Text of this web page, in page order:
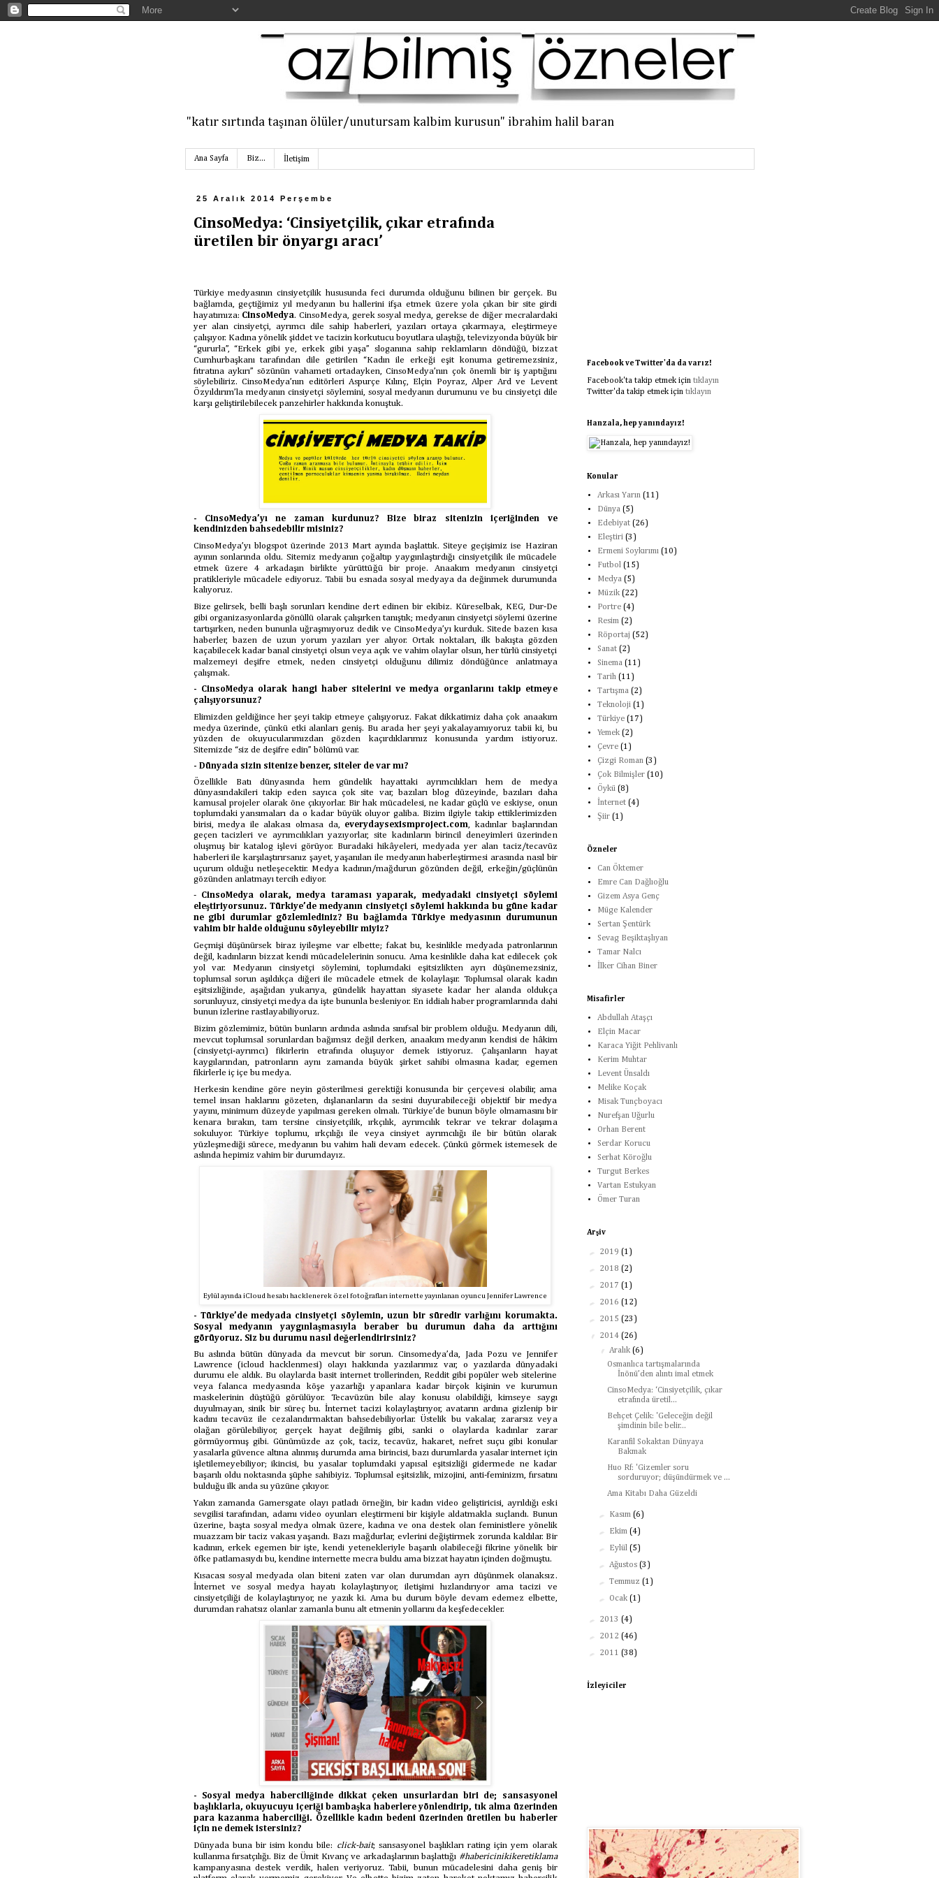
‎"katır sırtında taşınan ölüler/unutursam kalbim kurusun" ibrahim halil baran
Ana Sayfa Biz... İletişim
25 Aralık 2014 Perşembe
CinsoMedya: ‘Cinsiyetçilik, çıkar etrafında
üretilen bir önyargı aracı’
Türkiye medyasının cinsiyetçilik hususunda feci durumda olduğunu bilinen bir gerçek. Bu
bağlamda, geçtiğimiz yıl medyanın bu hallerini ifşa etmek üzere yola çıkan bir site girdi
hayatımıza: CinsoMedya. CinsoMedya, gerek sosyal medya, gerekse de diğer mecralardaki
yer alan cinsiyetçi, ayrımcı dile sahip haberleri, yazıları ortaya çıkarmaya, eleştirmeye
çalışıyor. Kadına yönelik şiddet ve tacizin korkutucu boyutlara ulaştığı, televizyonda büyük bir
“gururla”, “Erkek gibi ye, erkek gibi yaşa” sloganına sahip reklamların döndüğü, bizzat
Cumhurbaşkanı tarafından dile getirilen “Kadın ile erkeği eşit konuma getiremezsiniz,
fıtratına aykırı” sözünün vahameti ortadayken, CinsoMedya’nın çok önemli bir iş yaptığını
söylebiliriz. CinsoMedya’nın editörleri Aspurçe Kılınç, Elçin Poyraz, Alper Ard ve Levent
Özyıldırım’la medyanın cinsiyetçi söylemini, sosyal medyanın durumunu ve bu cinsiyetçi dile
karşı geliştirilebilecek panzehirler hakkında konuştuk.
- CinsoMedya’yı ne zaman kurdunuz? Bize biraz sitenizin içeriğinden ve
kendinizden bahsedebilir misiniz?
CinsoMedya’yı blogspot üzerinde 2013 Mart ayında başlattık. Siteye geçişimiz ise Haziran
ayının sonlarında oldu. Sitemiz medyanın çoğaltıp yaygınlaştırdığı cinsiyetçilik ile mücadele
etmek üzere 4 arkadaşın birlikte yürüttüğü bir proje. Anaakım medyanın cinsiyetçi
pratikleriyle mücadele ediyoruz. Tabii bu esnada sosyal medyaya da değinmek durumunda
kalıyoruz.
Bize gelirsek, belli başlı sorunları kendine dert edinen bir ekibiz. Küreselbak, KEG, Dur-De
gibi organizasyonlarda gönüllü olarak çalışırken tanıştık; medyanın cinsiyetçi söylemi üzerine
tartışırken, neden bununla uğraşmıyoruz dedik ve CinsoMedya’yı kurduk. Sitede bazen kısa
haberler, bazen de uzun yorum yazıları yer alıyor. Ortak noktaları, ilk bakışta gözden
kaçabilecek kadar banal cinsiyetçi olsun veya açık ve vahim olaylar olsun, her türlü cinsiyetçi
malzemeyi deşifre etmek, neden cinsiyetçi olduğunu dilimiz döndüğünce anlatmaya
çalışmak.
- CinsoMedya olarak hangi haber sitelerini ve medya organlarını takip etmeye
çalışıyorsunuz?
Elimizden geldiğince her şeyi takip etmeye çalışıyoruz. Fakat dikkatimiz daha çok anaakım
medya üzerinde, çünkü etki alanları geniş. Bu arada her şeyi yakalayamıyoruz tabii ki, bu
yüzden de okuyucularımızdan gözden kaçırdıklarımız konusunda yardım istiyoruz.
Sitemizde “siz de deşifre edin” bölümü var.
- Dünyada sizin sitenize benzer, siteler de var mı?
Özellikle Batı dünyasında hem gündelik hayattaki ayrımcılıkları hem de medya
dünyasındakileri takip eden sayıca çok site var, bazıları blog düzeyinde, bazıları daha
kamusal projeler olarak öne çıkıyorlar. Bir hak mücadelesi, ne kadar güçlü ve eskiyse, onun
toplumdaki yansımaları da o kadar büyük oluyor galiba. Bizim ilgiyle takip ettiklerimizden
birisi, medya ile alakası olmasa da, everydaysexismproject.com, kadınlar başlarından
geçen tacizleri ve ayrımcılıkları yazıyorlar, site kadınların birincil deneyimleri üzerinden
oluşmuş bir katalog işlevi görüyor. Buradaki hikâyeleri, medyada yer alan taciz/tecavüz
haberleri ile karşılaştırırsanız şayet, yaşanılan ile medyanın haberleştirmesi arasında nasıl bir
uçurum olduğu netleşecektir. Medya kadının/mağdurun gözünden değil, erkeğin/güçlünün
gözünden anlatmayı tercih ediyor.
- CinsoMedya olarak, medya taraması yaparak, medyadaki cinsiyetçi söylemi
eleştiriyorsunuz. Türkiye’de medyanın cinsiyetçi söylemi hakkında bu güne kadar
ne gibi durumlar gözlemlediniz? Bu bağlamda Türkiye medyasının durumunun
vahim bir halde olduğunu söyleyebilir miyiz?
Geçmişi düşünürsek biraz iyileşme var elbette; fakat bu, kesinlikle medyada patronlarının
değil, kadınların bizzat kendi mücadelelerinin sonucu. Ama kesinlikle daha kat edilecek çok
yol var. Medyanın cinsiyetçi söylemini, toplumdaki eşitsizlikten ayrı düşünemezsiniz,
toplumsal sorun aşıldıkça diğeri ile mücadele etmek de kolaylaşır. Toplumsal olarak kadın
eşitsizliğinde, aşağıdan yukarıya, gündelik hayattan siyasete kadar her alanda oldukça
sorunluyuz, cinsiyetçi medya da işte bununla besleniyor. En iddialı haber programlarında dahi
bunun izlerine rastlayabiliyoruz.
Bizim gözlemimiz, bütün bunların ardında aslında sınıfsal bir problem olduğu. Medyanın dili,
mevcut toplumsal sorunlardan bağımsız değil derken, anaakım medyanın kendisi de hâkim
(cinsiyetçi-ayrımcı) fikirlerin etrafında oluşuyor demek istiyoruz. Çalışanların hayat
kaygılarından, patronların aynı zamanda büyük şirket sahibi olmasına kadar, egemen
fikirlerle iç içe bu medya.
Herkesin kendine göre neyin gösterilmesi gerektiği konusunda bir çerçevesi olabilir, ama
temel insan haklarını gözeten, dışlananların da sesini duyurabileceği objektif bir medya
yayını, minimum düzeyde yapılması gereken olmalı. Türkiye’de bunun böyle olmamasını bir
kenara bırakın, tam tersine cinsiyetçilik, ırkçılık, ayrımcılık tekrar ve tekrar dolaşıma
sokuluyor. Türkiye toplumu, ırkçılığı ile veya cinsiyet ayrımcılığı ile bir bütün olarak
yüzleşmediği sürece, medyanın bu vahim hali devam edecek. Çünkü görmek istemesek de
aslında hepimiz vahim bir durumdayız.
Eylül ayında iCloud hesabı hacklenerek özel fotoğrafları internette yayınlanan oyuncu Jennifer Lawrence
- Türkiye’de medyada cinsiyetçi söylemin, uzun bir süredir varlığını korumakta.
Sosyal medyanın yaygınlaşmasıyla beraber bu durumun daha da arttığını
görüyoruz. Siz bu durumu nasıl değerlendirirsiniz?
Bu aslında bütün dünyada da mevcut bir sorun. Cinsomedya’da, Jada Pozu ve Jennifer
Lawrence (icloud hacklenmesi) olayı hakkında yazılarımız var, o yazılarda dünyadaki
durumu ele aldık. Bu olaylarda basit internet trollerinden, Reddit gibi popüler web sitelerine
veya falanca medyasında köşe yazarlığı yapanlara kadar birçok kişinin ve kurumun
maskelerinin düştüğü görülüyor. Tecavüzün bile alay konusu olabildiği, kimseye saygı
duyulmayan, sinik bir süreç bu. İnternet tacizi kolaylaştırıyor, avatarın ardına gizlenip bir
kadını tecavüz ile cezalandırmaktan bahsedebiliyorlar. Üstelik bu vakalar, zararsız veya
olağan görülebiliyor, gerçek hayat değilmiş gibi, sanki o olaylarda kadınlar zarar
görmüyormuş gibi. Günümüzde az çok, taciz, tecavüz, hakaret, nefret suçu gibi konular
yasalarla güvence altına alınmış durumda ama birincisi, bazı durumlarda yasalar internet için
işletilemeyebiliyor; ikincisi, bu yasalar toplumdaki yapısal eşitsizliği gidermede ne kadar
başarılı oldu noktasında şüphe sahibiyiz. Toplumsal eşitsizlik, mizojini, anti-feminizm, fırsatını
bulduğu ilk anda su yüzüne çıkıyor.
Yakın zamanda Gamersgate olayı patladı örneğin, bir kadın video geliştiricisi, ayrıldığı eski
sevgilisi tarafından, adamı video oyunları eleştirmeni bir kişiyle aldatmakla suçlandı. Bunun
üzerine, başta sosyal medya olmak üzere, kadına ve ona destek olan feministlere yönelik
muazzam bir taciz vakası yaşandı. Bazı mağdurlar, evlerini değiştirmek zorunda kaldılar. Bir
kadının, erkek egemen bir işte, kendi yetenekleriyle başarılı olabileceği fikrine yönelik bir
öfke patlamasıydı bu, kendine internette mecra buldu ama bizzat hayatın içinden doğmuştu.
Kısacası sosyal medyada olan biteni zaten var olan durumdan ayrı düşünmek olanaksız.
İnternet ve sosyal medya hayatı kolaylaştırıyor, iletişimi hızlandırıyor ama tacizi ve
cinsiyetçiliği de kolaylaştırıyor, ne yazık ki. Ama bu durum böyle devam edemez elbette,
durumdan rahatsız olanlar zamanla bunu alt etmenin yollarını da keşfedecekler.
- Sosyal medya haberciliğinde dikkat çeken unsurlardan biri de; sansasyonel
başlıklarla, okuyucuyu içeriği bambaşka haberlere yönlendirip, tık alma üzerinden
para kazanma haberciliği. Özellikle kadın bedeni üzerinden üretilen bu haberler
için ne demek istersiniz?
Dünyada buna bir isim kondu bile:
click-bait; sansasyonel başlıkları rating için yem olarak
kullanma fırsatçılığı. Biz de Ümit Kıvanç ve arkadaşlarının başlattığı #habericinikikeretiklama
kampanyasına destek verdik, halen veriyoruz. Tabii, bunun mücadelesini daha geniş bir
Facebook ve Twitter'da da varız!
Facebook'ta takip etmek için tıklayın
Twitter'da takip etmek için tıklayın
Hanzala, hep yanındayız!
Konular
Arkası Yarın (11)
Dünya (5)
Edebiyat (26)
Eleştiri (3)
Ermeni Soykırımı (10)
Futbol (15)
Medya (5)
Müzik (22)
Portre (4)
Resim (2)
Röportaj (52)
Sanat (2)
Sinema (11)
Tarih (11)
Tartışma (2)
Teknoloji (1)
Türkiye (17)
Yemek (2)
Çevre (1)
Çizgi Roman (3)
Çok Bilmişler (10)
Öykü (8)
İnternet (4)
Şiir (1)
Özneler
Can Öktemer
Emre Can Dağlıoğlu
Gizem Asya Genç
Müge Kalender
Sertan Şentürk
Sevag Beşiktaşlıyan
Tamar Nalcı
İlker Cihan Biner
Misafirler
Abdullah Ataşçı
Elçin Macar
Karaca Yiğit Pehlivanlı
Kerim Muhtar
Levent Ünsaldı
Melike Koçak
Misak Tunçboyacı
Nurefşan Uğurlu
Orhan Berent
Serdar Korucu
Serhat Köroğlu
Turgut Berkes
Vartan Estukyan
Ömer Turan
Arşiv
► 2019 (1)
► 2018 (2)
► 2017 (1)
► 2016 (12)
► 2015 (23)
▼ 2014 (26)
▼ Aralık (6)
Osmanlıca tartışmalarında
İnönü’den alıntı imal etmek
CinsoMedya: ‘Cinsiyetçilik, çıkar
etrafında üretil...
Behçet Çelik: 'Geleceğin değil
şimdinin bile belir...
Karanfil Sokaktan Dünyaya
Bakmak
Huo Rf: 'Gizemler soru
sorduruyor; düşündürmek ve ...
Ama Kitabı Daha Güzeldi
► Kasım (6)
► Ekim (4)
► Eylül (5)
► Ağustos (3)
► Temmuz (1)
► Ocak (1)
► 2013 (4)
► 2012 (46)
► 2011 (38)
İzleyiciler